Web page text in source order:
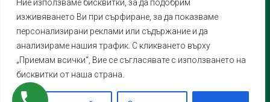
Ние използваме бисквитки, за да подобрим
изживяването Ви при сърфиране, за да показваме
персонализирани реклами или съдържание и да
анализираме нашия трафик. С кликването върху
„Приемам всички“, Вие се съгласявате с използването на
бисквитки от наша страна.